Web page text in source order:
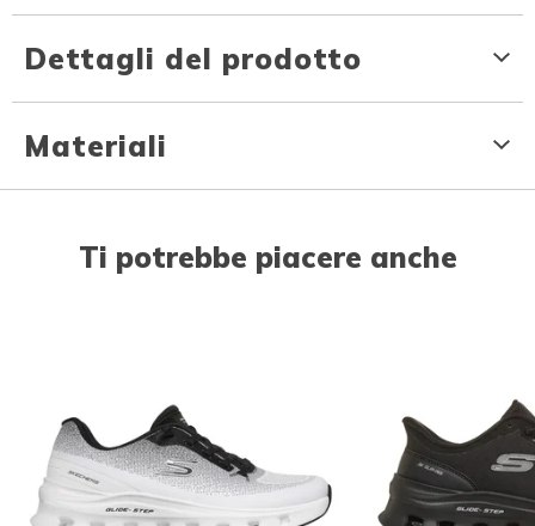
Dettagli del prodotto
Materiali
Ti potrebbe piacere anche